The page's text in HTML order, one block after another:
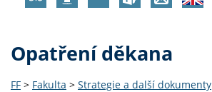
Opatření děkana
FF > Fakulta > Strategie a další dokumenty